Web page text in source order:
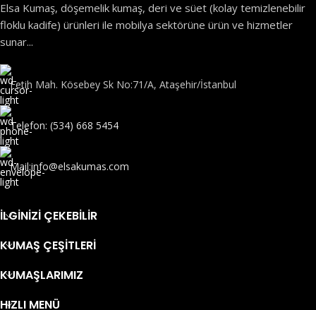
Elsa Kumaş, döşemelik kumaş, deri ve süet (kolay temizlenebilir
floklu kadife) ürünleri ile mobilya sektörüne ürün ve hizmetler
sunar...
Fetih Mah. Kösebey Sk No:71/A, Ataşehir/İstanbul
Telefon: (534) 668 5454
Mail:info@elsakumas.com
İLGINIZI ÇEKEBILIR
KUMAŞ ÇEŞITLERI
KUMAŞLARIMIZ
HIZLI MENÜ